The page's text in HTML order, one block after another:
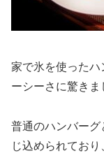
家で氷を使ったハ
ーシーさに驚きま
普通のハンバーグ
じ込められてお